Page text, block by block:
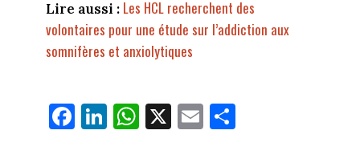
Lire aussi : Les HCL recherchent des
volontaires pour une étude sur l’addiction aux
somnifères et anxiolytiques
Fa
ce
Li
nk
W
ha
X E
m
Pa